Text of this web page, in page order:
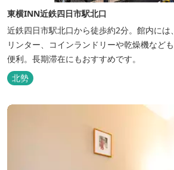
東横INN近鉄四日市駅北口
近鉄四日市駅北口から徒歩約2分。館内に
リンター、コインランドリーや乾燥機など
便利。長期滞在にもおすすめです。
北勢